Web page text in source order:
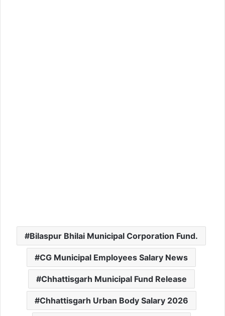
Bilaspur Bhilai Municipal Corporation Fund.
CG Municipal Employees Salary News
Chhattisgarh Municipal Fund Release
Chhattisgarh Urban Body Salary 2026